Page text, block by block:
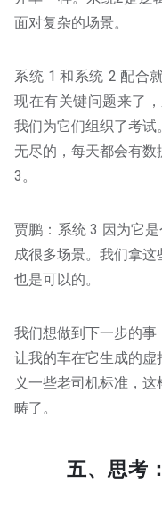
面对复杂的场景。
系统 1 和系统 2 配合
现在有关键问题来了
我们为它们组织了考
无尽的，每天都会有
3。
贾鹏：系统 3 因为它
成很多场景。我们拿
也是可以的。
我们想做到下一步的事
让我的车在它生成的
义一些老司机标准，
畴了。
五、思考